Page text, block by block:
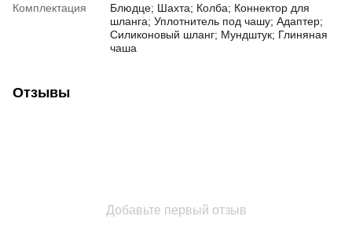
Комплектация
Блюдце; Шахта; Колба; Коннектор для
шланга; Уплотнитель под чашу; Адаптер;
Силиконовый шланг; Мундштук; Глиняная
чаша
Отзывы
Добавьте первый отзыв